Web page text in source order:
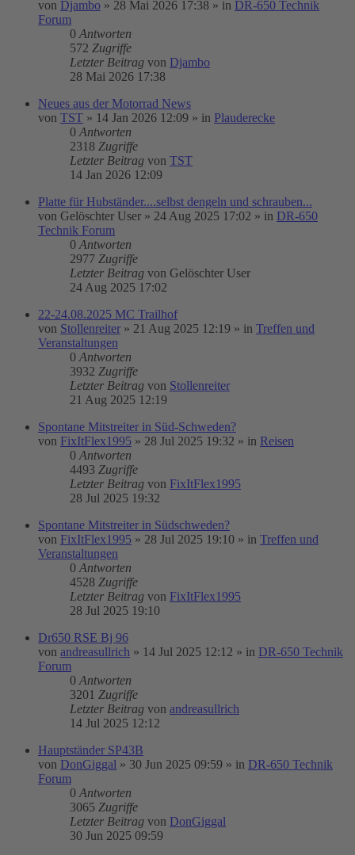
von Djambo » 28 Mai 2026 17:38 » in DR-650 Technik
Forum
0 Antworten
572 Zugriffe
Letzter Beitrag von Djambo
28 Mai 2026 17:38
Neues aus der Motorrad News
von TST » 14 Jan 2026 12:09 » in Plauderecke
0 Antworten
2318 Zugriffe
Letzter Beitrag von TST
14 Jan 2026 12:09
Platte für Hubständer....selbst dengeln und schrauben...
von Gelöschter User » 24 Aug 2025 17:02 » in DR-650
Technik Forum
0 Antworten
2977 Zugriffe
Letzter Beitrag von Gelöschter User
24 Aug 2025 17:02
22-24.08.2025 MC Trailhof
von Stollenreiter » 21 Aug 2025 12:19 » in Treffen und
Veranstaltungen
0 Antworten
3932 Zugriffe
Letzter Beitrag von Stollenreiter
21 Aug 2025 12:19
Spontane Mitstreiter in Süd-Schweden?
von FixItFlex1995 » 28 Jul 2025 19:32 » in Reisen
0 Antworten
4493 Zugriffe
Letzter Beitrag von FixItFlex1995
28 Jul 2025 19:32
Spontane Mitstreiter in Südschweden?
von FixItFlex1995 » 28 Jul 2025 19:10 » in Treffen und
Veranstaltungen
0 Antworten
4528 Zugriffe
Letzter Beitrag von FixItFlex1995
28 Jul 2025 19:10
Dr650 RSE Bj 96
von andreasullrich » 14 Jul 2025 12:12 » in DR-650 Technik
Forum
0 Antworten
3201 Zugriffe
Letzter Beitrag von andreasullrich
14 Jul 2025 12:12
Hauptständer SP43B
von DonGiggal » 30 Jun 2025 09:59 » in DR-650 Technik
Forum
0 Antworten
3065 Zugriffe
Letzter Beitrag von DonGiggal
30 Jun 2025 09:59